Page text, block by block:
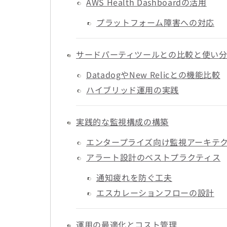
プラットフォーム障害への対応
サードパーティツールとの比較と使い
DatadogやNew Relicとの機能比較
ハイブリッド運用の実践
実践的な監視構成の構築
エンタープライズ向け監視アーキテ
アラート設計のベストプラクティス
通知疲れを防ぐ工夫
エスカレーションフローの設計
運用の最適化とコスト管理